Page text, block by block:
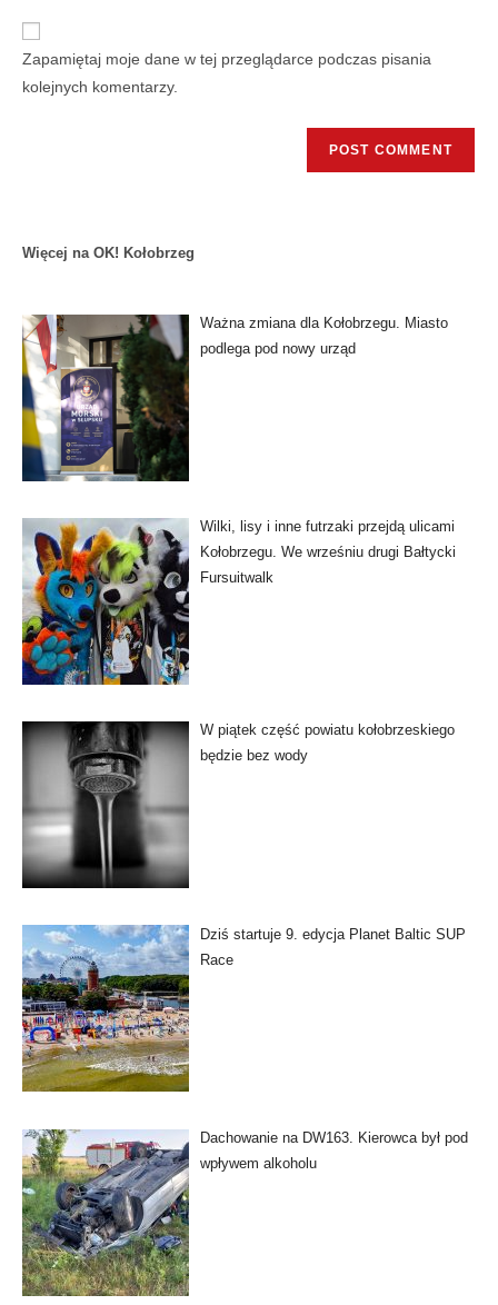
Zapamiętaj moje dane w tej przeglądarce podczas pisania
kolejnych komentarzy.
Więcej na OK! Kołobrzeg
Ważna zmiana dla Kołobrzegu. Miasto
podlega pod nowy urząd
Wilki, lisy i inne futrzaki przejdą ulicami
Kołobrzegu. We wrześniu drugi Bałtycki
Fursuitwalk
W piątek część powiatu kołobrzeskiego
będzie bez wody
Dziś startuje 9. edycja Planet Baltic SUP
Race
Dachowanie na DW163. Kierowca był pod
wpływem alkoholu